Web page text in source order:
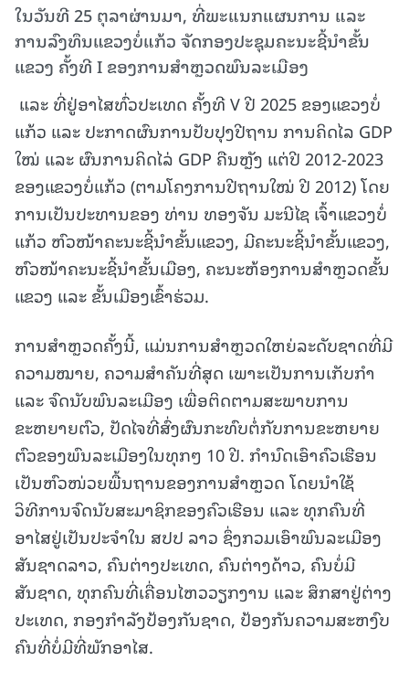
ໃນວັນທີ 25 ຕຸລາຜ່ານມາ, ທີ່ພະແນກແຜນການ ແລະ
ການລົງທຶນແຂວງບໍ່ແກ້ວ ຈັດກອງປະຊຸມຄະນະຊີ້ນໍາຂັ້ນ
ແຂວງ ຄັ້ງທີ I ຂອງການສໍາຫຼວດພົນລະເມືອງ
ແລະ ທີ່ຢູ່ອາໄສທົ່ວປະເທດ ຄັ້ງທີ V ປີ 2025 ຂອງແຂວງບໍ່
ແກ້ວ ແລະ ປະກາດຜົນການປັບປຸງປີຖານ ການຄິດໄລ GDP
ໃໝ່ ແລະ ຜົນການຄິດໄລ່ GDP ຄືນຫຼັງ ແຕ່ປີ 2012-2023
ຂອງແຂວງບໍ່ແກ້ວ (ຕາມໂຄງການປີຖານໃໝ່ ປີ 2012) ໂດຍ
ການເປັນປະທານຂອງ ທ່ານ ທອງຈັນ ມະນີໄຊ ເຈົ້າແຂວງບໍ່
ແກ້ວ ຫົວໜ້າຄະນະຊີ້ນໍາຂັ້ນແຂວງ, ມີຄະນະຊີ້ນໍາຂັ້ນແຂວງ,
ຫົວໜ້າຄະນະຊີ້ນໍາຂັ້ນເມືອງ, ຄະນະຫ້ອງການສໍາຫຼວດຂັ້ນ
ແຂວງ ແລະ ຂັ້ນເມືອງເຂົ້າຮ່ວມ.
ການສໍາຫຼວດຄັ້ງນີ້, ແມ່ນການສໍາຫຼວດໃຫຍ່ລະດັບຊາດທີ່ມີ
ຄວາມໝາຍ, ຄວາມສໍາຄັນທີ່ສຸດ ເພາະເປັນການເກັບກຳ
ແລະ ຈົດນັບພົນລະເມືອງ ເພື່ອຕິດຕາມສະພາບການ
ຂະຫຍາຍຕົວ, ປັດໄຈທີ່ສົ່ງຜົນກະທົບຕໍ່ກັບການຂະຫຍາຍ
ຕົວຂອງພົນລະເມືອງໃນທຸກໆ 10 ປີ. ກໍານົດເອົາຄົວເຮືອນ
ເປັນຫົວໜ່ວຍພື້ນຖານຂອງການສຳຫຼວດ ໂດຍນຳໃຊ້
ວິທີການຈົດນັບສະມາຊິກຂອງຄົວເຮືອນ ແລະ ທຸກຄົນທີ່
ອາໄສຢູ່ເປັນປະຈຳໃນ ສປປ ລາວ ຊຶ່ງກວມເອົາພົນລະເມືອງ
ສັນຊາດລາວ, ຄົນຕ່າງປະເທດ, ຄົນຕ່າງດ້າວ, ຄົນບໍ່ມີ
ສັນຊາດ, ທຸກຄົນທີ່ເຄື່ອນໄຫວວຽກງານ ແລະ ສຶກສາຢູ່ຕ່າງ
ປະເທດ, ກອງກຳລັງປ້ອງກັນຊາດ, ປ້ອງກັນຄວາມສະຫງົບ
ຄົນທີ່ບໍ່ມີທີ່ພັກອາໄສ.